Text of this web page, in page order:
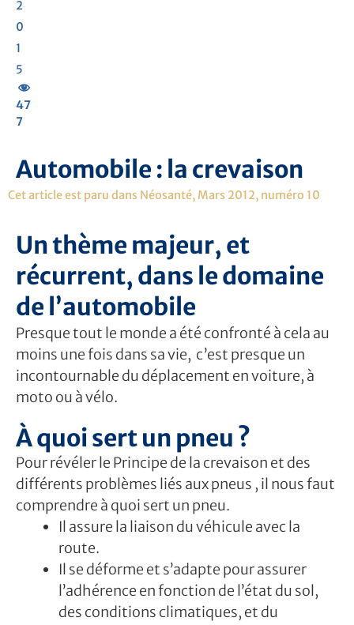
2
0
1
5
47
7
Automobile : la crevaison
Cet article est paru dans Néosanté, Mars 2012, numéro 10
Un thème majeur, et
récurrent, dans le domaine
de l’automobile
Presque tout le monde a été confronté à cela au
moins une fois dans sa vie, c’est presque un
incontournable du déplacement en voiture, à
moto ou à vélo.
À quoi sert un pneu ?
Pour révéler le Principe de la crevaison et des
différents problèmes liés aux pneus , il nous faut
comprendre à quoi sert un pneu.
Il assure la liaison du véhicule avec la
route.
Il se déforme et s’adapte pour assurer
l’adhérence en fonction de l’état du sol,
des conditions climatiques, et du